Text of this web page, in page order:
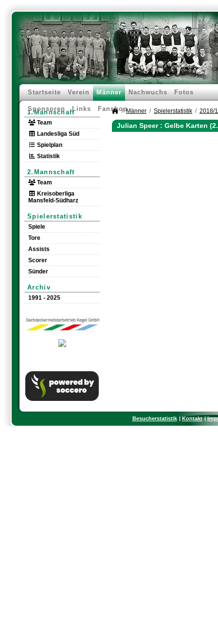
Startseite Verein Männer Nachwuchs Fotos
Sponsoren Links Fanshop
1.Mannschaft
Team
Landesliga Süd
Spielplan
Statistik
2.Mannschaft
Team
Kreisoberliga
Mansfeld-Südharz
Spielerstatistik
Spiele
Tore
Assists
Scorer
Sünder
Archiv
1991 - 2025
Männer Spielerstatistik 2018/
Julian Speer : Gelbe Karten
Besucherstatistik Kontakt